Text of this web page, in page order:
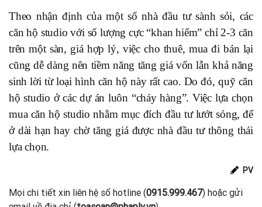
Theo nhận định của một số nhà đầu tư sành sỏi, các
căn hộ studio với số lượng cực “khan hiếm” chỉ 2-3 căn
trên một sàn, giá hợp lý, việc cho thuê, mua đi bán lại
cũng dễ dàng nên tiềm năng tăng giá vốn lẫn khả năng
sinh lời từ loại hình căn hộ này rất cao. Do đó, quỹ căn
hộ studio ở các dự án luôn “cháy hàng”. Việc lựa chọn
mua căn hộ studio nhằm mục đích đầu tư lướt sóng, để
ở dài hạn hay chờ tăng giá được nhà đầu tư thông thái
lựa chọn.
PV
Mọi chi tiết xin liên hệ số hotline (0915.999.467) hoặc gửi